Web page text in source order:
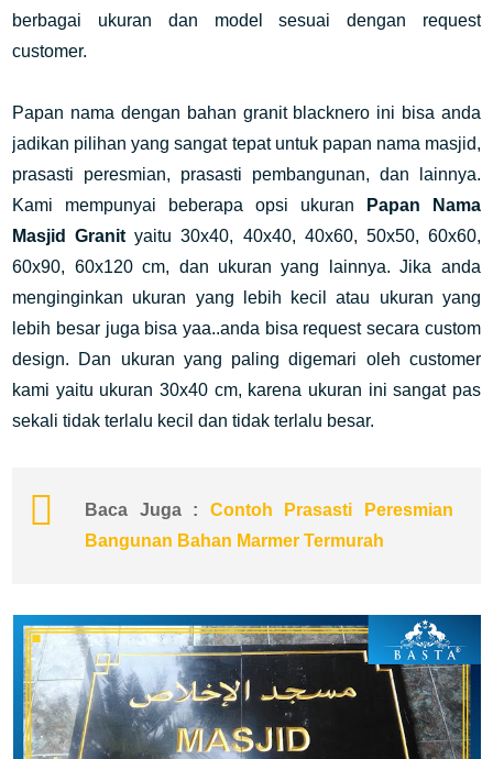
berbagai ukuran dan model sesuai dengan request
customer.
Papan nama dengan bahan granit blacknero ini bisa anda
jadikan pilihan yang sangat tepat untuk papan nama masjid,
prasasti peresmian, prasasti pembangunan, dan lainnya.
Kami mempunyai beberapa opsi ukuran
Papan Nama
Masjid Granit yaitu 30x40, 40x40, 40x60, 50x50, 60x60,
60x90, 60x120 cm, dan ukuran yang lainnya. Jika anda
menginginkan ukuran yang lebih kecil atau ukuran yang
lebih besar juga bisa yaa..anda bisa request secara custom
design. Dan ukuran yang paling digemari oleh customer
kami yaitu ukuran 30x40 cm, karena ukuran ini sangat pas
sekali tidak terlalu kecil dan tidak terlalu besar.
Baca Juga : Contoh Prasasti Peresmian
Bangunan Bahan Marmer Termurah